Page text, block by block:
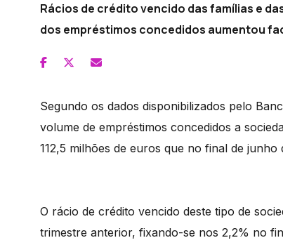
Rácios de crédito vencido das famílias e
dos empréstimos concedidos aumentou
Segundo os dados disponibilizados pelo
volume de empréstimos concedidos a
112,5 milhões de euros que no final de
O rácio de crédito vencido deste tipo de
trimestre anterior, fixando-se nos 2,2% no